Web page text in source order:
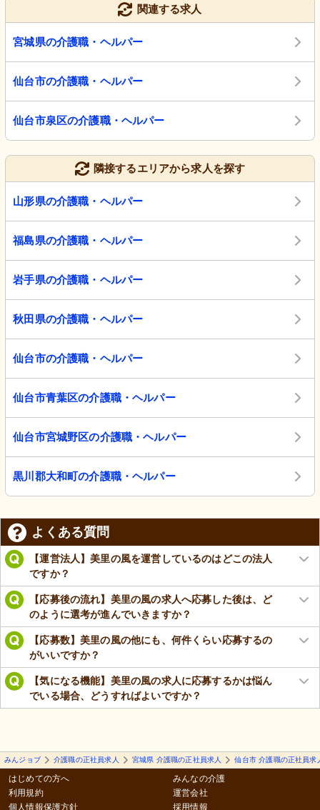
関連する求人
宮城県の介護職・ヘルパー
仙台市の介護職・ヘルパー
仙台市泉区の介護職・ヘルパー
隣接するエリアから求人を探す
山形県の介護職・ヘルパー
福島県の介護職・ヘルパー
岩手県の介護職・ヘルパー
秋田県の介護職・ヘルパー
仙台市の介護職・ヘルパー
仙台市青葉区の介護職・ヘルパー
仙台市宮城野区の介護職・ヘルパー
黒川郡大和町の介護職・ヘルパー
よくある質問
【運営法人】美里の風を運営しているのはどこの法人
ですか？
【応募後の流れ】美里の風の求人へ応募した後は、ど
のように選考が進んでいきますか？
【応募数】美里の風の他にも、何件くらい応募するの
がいいですか？
【気になる機能】美里の風の求人に応募するかは悩ん
でいる場合、どうすればよいですか？
みんジョブ 介護職の正社員求人 宮城県 介護職の正社員求人 仙台市 介護職の正社員求
はじめての方へ
利用規約
個人情報保護方針
みんなの介護
運営会社
採用情報